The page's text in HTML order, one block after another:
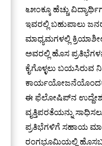
೬೫೦ಕ್ಕೂ ಹೆಚ್ಚು
ಇವರಲ್ಲಿ ಬಹುಪಾಲು
ಮಾಧ್ಯಮಗಳಲ್ಲಿ
ಅವರಲ್ಲಿ ಹೊಸ
ಕೈಗೊಳ್ಳಲು ಬಯಸಿರುವ
ಈ ಫೆಲೋಷಿಪ್‌ನ
ವೃತ್ತಿಪರತೆಯನ್ನು
ಪ್ರತಿಭೆಗಳಿಗೆ ಸಹಾಯ
ರಂಗಭೂಮಿಯಲ್ಲಿ